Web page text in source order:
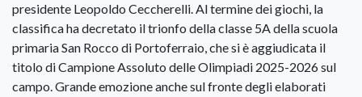
presidente Leopoldo Ceccherelli. Al termine dei giochi, la
classifica ha decretato il trionfo della classe 5A della scuola
primaria San Rocco di Portoferraio, che si è aggiudicata il
titolo di Campione Assoluto delle Olimpiadi 2025-2026 sul
campo. Grande emozione anche sul fronte degli elaborati